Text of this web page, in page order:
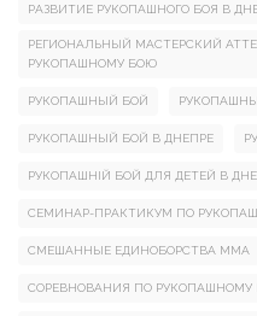
РАЗВИТИЕ РУКОПАШНОГО БОЯ В
РЕГИОНАЛЬНЫЙ МАСТЕРСКИЙ
РУКОПАШНОМУ БОЮ
РУКОПАШНЫЙ БОЙ
РУКОПАШНЫЙ БОЙ В ДНЕПРЕ
РУКОПАШНІЙ БОЙ ДЛЯ ДЕТЕЙ В
СЕМИНАР-ПРАКТИКУМ ПО
СМЕШАННЫЕ ЕДИНОБОРСТВА ММА
СОРЕВНОВАНИЯ ПО РУКОПАШНОМУ